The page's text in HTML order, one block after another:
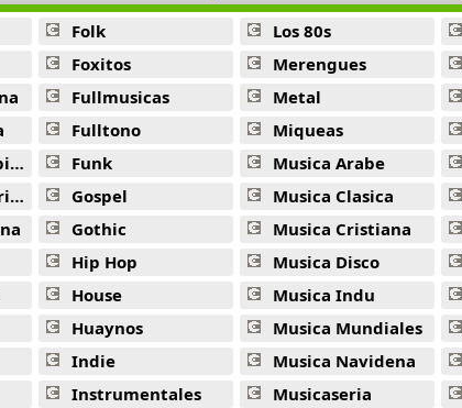
Folk
Foxitos
Fullmusicas
Fulltono
Funk
Gospel
Gothic
Hip Hop
House
Huaynos
Indie
Instrumentales
Los 80s
Merengues
Metal
Miqueas
Musica Arabe
Musica Clasica
Musica Cristiana
Musica Disco
Musica Indu
Musica Mundiales
Musica Navidena
Musicaseria